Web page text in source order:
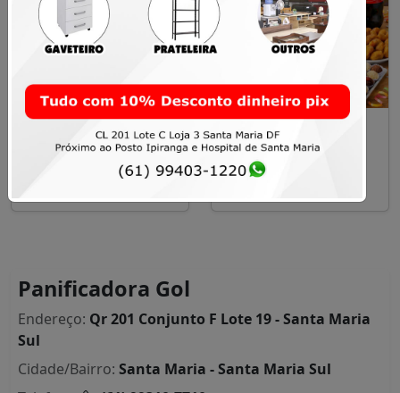
Kit Festa 02
R$ 199,00
Kit Festa 01
R$ 149,00
Panificadora Gol
Endereço: Qr 201 Conjunto F Lote 19 - Santa Maria
Sul
Cidade/Bairro: Santa Maria - Santa Maria Sul